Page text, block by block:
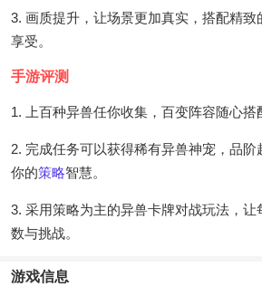
3. 画质提升，让场景更加真实，搭配精
享受。
手游评测
1. 上百种异兽任你收集，百变阵容随心搭
2. 完成任务可以获得稀有异兽神宠，品
你的策略智慧。
3. 采用策略为主的异兽卡牌对战玩法，
数与挑战。
游戏信息